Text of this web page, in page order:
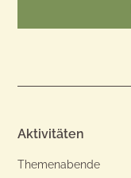
Aktivitäten
Themenabende